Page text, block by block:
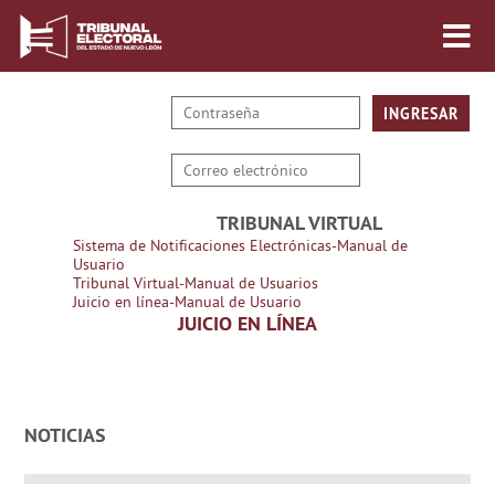
TRIBUNAL VIRTUAL
Sistema de Notificaciones Electrónicas-Manual de
Usuario
Tribunal Virtual-Manual de Usuarios
Juicio en línea-Manual de Usuario
JUICIO EN LÍNEA
NOTICIAS